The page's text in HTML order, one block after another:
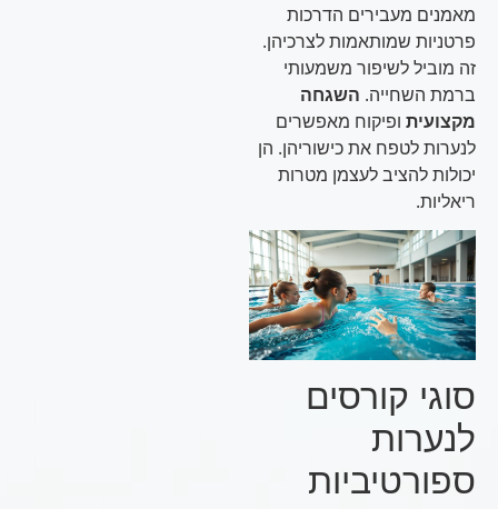
מאמנים מעבירים הדרכות
פרטניות שמותאמות לצרכיהן.
זה מוביל לשיפור משמעותי
ברמת השחייה.השגחה
מקצועיתופיקוח מאפשרים
לנערות לטפח את כישוריהן. הן
יכולות להציב לעצמן מטרות
ריאליות.
סוגי קורסים
לנערות
ספורטיביות